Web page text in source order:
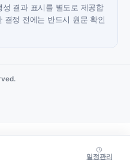
결과 표시를 별도로 제공합
결정 전에는 반드시 원문 확인
일정관리